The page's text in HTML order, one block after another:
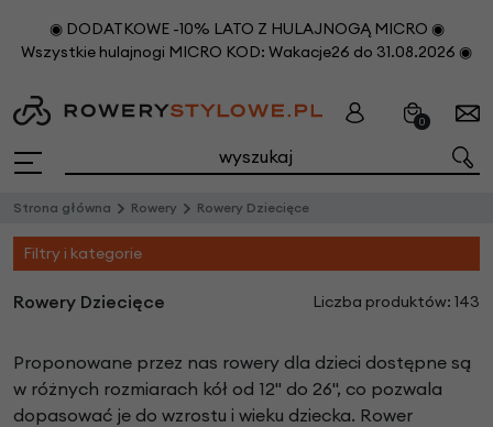
◉ DODATKOWE -10% LATO Z HULAJNOGĄ MICRO ◉
Wszystkie hulajnogi MICRO KOD: Wakacje26 do 31.08.2026 ◉
0
Strona główna Rowery Rowery Dziecięce
Filtry i kategorie
Rowery Dziecięce Liczba produktów: 143
Proponowane przez nas rowery dla dzieci dostępne są
w różnych rozmiarach kół od 12" do 26", co pozwala
dopasować je do wzrostu i wieku dziecka. Rower